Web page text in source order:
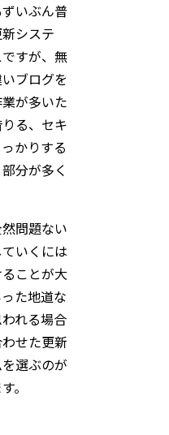
いぶん普
システ
すが、無
ブログを
が多いた
る、セキ
かりする
分が多く
問題ない
いくには
ことが大
た地道な
れる場合
せた更新
選ぶのが
。